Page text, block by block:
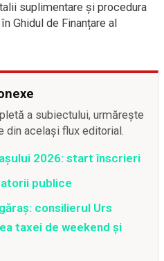
suplimentare și procedura
Ghidul de Finanțare al
a subiectului, urmărește
din același flux editorial.
2026: start înscrieri
publice
consilierul Urs
taxei de weekend și